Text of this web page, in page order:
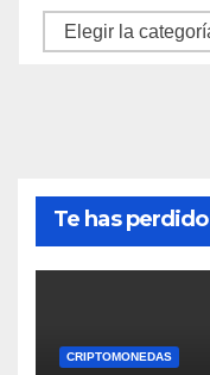
Categorías
Te has perdido
CRIPTOMONEDAS